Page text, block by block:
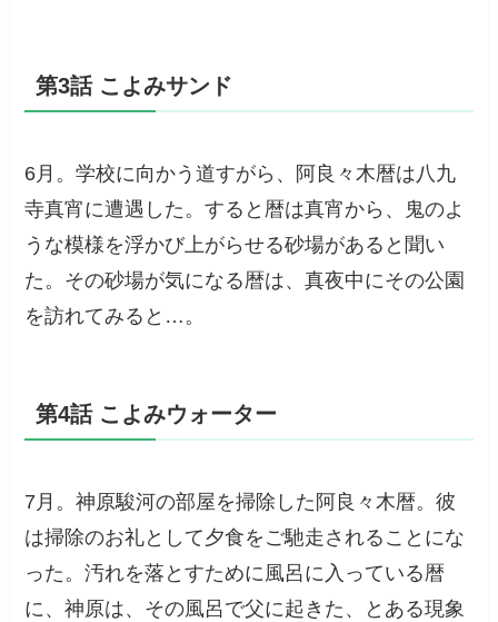
第3話 こよみサンド
6月。学校に向かう道すがら、阿良々木暦は八九
寺真宵に遭遇した。すると暦は真宵から、鬼のよ
うな模様を浮かび上がらせる砂場があると聞い
た。その砂場が気になる暦は、真夜中にその公園
を訪れてみると…。
第4話 こよみウォーター
7月。神原駿河の部屋を掃除した阿良々木暦。彼
は掃除のお礼として夕食をご馳走されることにな
った。汚れを落とすために風呂に入っている暦
に、神原は、その風呂で父に起きた、とある現象